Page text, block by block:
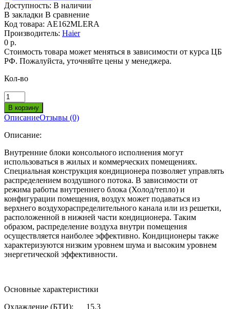
Доступность: В наличии
В закладки В сравнение
Код товара: AE162MLERA
Производитель: Haier
0 р.
Стоимость товара может меняться в зависимости от курса ЦБ
РФ. Пожалуйста, уточняйте цены у менеджера.
Кол-во
ОписаниеОтзывы (0)
Описание:
Внутренние блоки консольного исполнения могут
использоваться в жилых и коммерческих помещениях.
Специальная конструкция кондиционера позволяет управлять
распределением воздушного потока. В зависимости от
режима работы внутреннего блока (Холод/тепло) и
конфигурации помещения, воздух может подаваться из
верхнего воздухораспределительного канала или из решетки,
расположенной в нижней части кондиционера. Таким
образом, распределение воздуха внутри помещения
осуществляется наиболее эффективно. Кондиционеры также
характеризуются низким уровнем шума и высоким уровнем
энергетической эффективности.
Основные характеристики
Охлаждение (БТИ):
15.3